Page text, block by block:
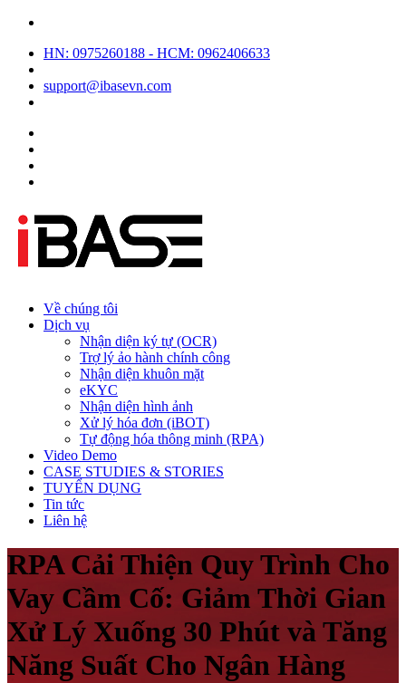
HN: 0975260188 - HCM: 0962406633
support@ibasevn.com
Về chúng tôi
Dịch vụ
Nhận diện ký tự (OCR)
Trợ lý ảo hành chính công
Nhận diện khuôn mặt
eKYC
Nhận diện hình ảnh
Xử lý hóa đơn (iBOT)
Tự động hóa thông minh (RPA)
Video Demo
CASE STUDIES & STORIES
TUYỂN DỤNG
Tin tức
Liên hệ
RPA Cải Thiện Quy Trình Cho
Vay Cầm Cố: Giảm Thời Gian
Xử Lý Xuống 30 Phút và Tăng
Năng Suất Cho Ngân Hàng